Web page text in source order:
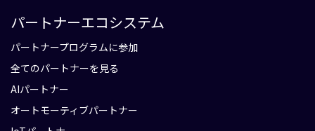
パートナーエコシステム
パートナープログラムに参加
全てのパートナーを見る
AIパートナー
オートモーティブパートナー